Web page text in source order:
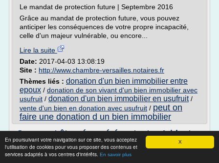
X
En poursuivant votre navigation sur ce site, vous acceptez
l'utilisation de cookies pour vous proposer des contenus et
services adaptés à vos centres d'intérêts. En savoir plus
Le mandat de protection future | Septembre 2016
Grâce au mandat de protection future, vous pouvez
anticiper les conséquences de votre propre incapacité,
celle d'un majeur vulnérable, ou encore...
Lire la suite
Date: 2017-04-03 13:08:19
Site : http://www.chambre-versailles.notaires.fr
Thèmes liés : donation d'un bien immobilier entre
epoux / donation de son vivant d'un bien immobilier avec
usufruit / donation d'un bien immobilier en usufruit/
vente d'un bien en donation avec usufruit / peut on
faire une donation d un bien immobilier
Comment être rémunéré en tant qu’aidant
familial
Article rédigé par Marie-Hélène ISERN-REAL , Avocat, 24